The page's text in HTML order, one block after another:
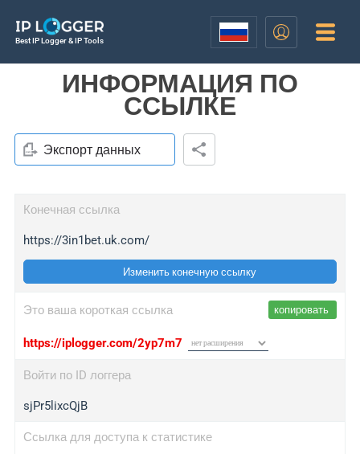
Best IP Logger & IP Tools
ИНФОРМАЦИЯ ПО
ССЫЛКЕ
Экспорт данных
Конечная ссылка
https://3in1bet.uk.com/
Изменить конечную ссылку
Это ваша короткая ссылка копировать
https://iplogger.com/2yp7m7
Войти по ID логгера
sjPr5lixcQjB
Ссылка для доступа к статистике